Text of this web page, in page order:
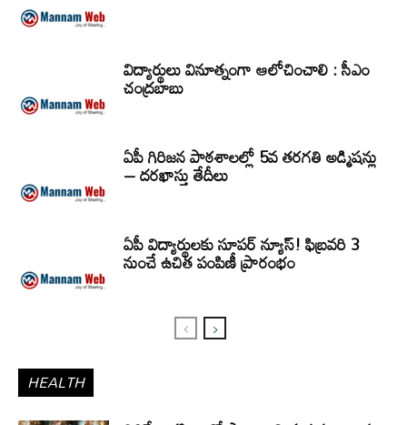
విద్యార్థులు వినూత్నంగా ఆలోచించాలి : సీఎం
చంద్రబాబు
ఏపీ గిరిజన పాఠశాలల్లో 5వ తరగతి అడ్మిషన్లు
– దరఖాస్తు తేదీలు
ఏపీ విద్యార్థులకు సూపర్ న్యూస్! ఫిబ్రవరి 3
నుంచే ఉచిత పంపిణీ ప్రారంభం
HEALTH